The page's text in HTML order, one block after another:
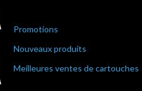
Promotions
Nouveaux produits
Meilleures ventes de cartouches